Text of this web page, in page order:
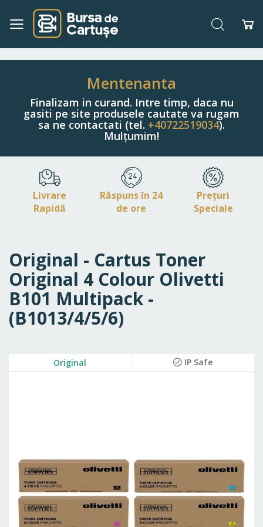
Navigați
Conținut
Căutare
Mentenanta
Finalizam in curand. Intre timp, daca nu
gasiti pe site produsele cautate va rugam
sa ne contactati (tel. +40722519034).
Mulțumim!
Livrare
Rapidă
Răspuns în 24
de ore
Prețuri
Speciale
Original - Cartus Toner
Original 4 Colour Olivetti
B101 Multipack -
(B1013/4/5/6)
Original IP Safe